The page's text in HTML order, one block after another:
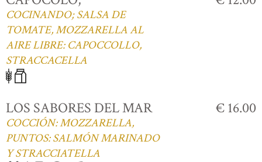
COCINANDO; SALSA DE
TOMATE, MOZZARELLA AL
AIRE LIBRE: CAPOCCOLLO,
STRACCACELLA
LOS SABORES DEL MAR
COCCIÓN: MOZZARELLA,
PUNTOS: SALMÓN MARINADO
Y STRACCIATELLA
€ 16.00